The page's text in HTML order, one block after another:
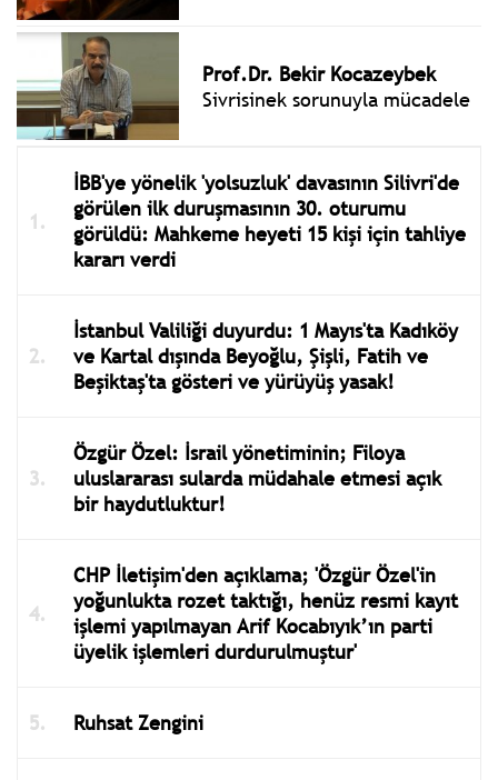
Prof.Dr. Bekir Kocazeybek
Sivrisinek sorunuyla mücadele
İBB'ye yönelik 'yolsuzluk' davasının Silivri'de
görülen ilk duruşmasının 30. oturumu
görüldü: Mahkeme heyeti 15 kişi için tahliye
kararı verdi
İstanbul Valiliği duyurdu: 1 Mayıs'ta Kadıköy
ve Kartal dışında Beyoğlu, Şişli, Fatih ve
Beşiktaş'ta gösteri ve yürüyüş yasak!
Özgür Özel: İsrail yönetiminin; Filoya
uluslararası sularda müdahale etmesi açık
bir haydutluktur!
CHP İletişim'den açıklama; 'Özgür Özel'in
yoğunlukta rozet taktığı, henüz resmi kayıt
işlemi yapılmayan Arif Kocabıyık’ın parti
üyelik işlemleri durdurulmuştur'
Ruhsat Zengini